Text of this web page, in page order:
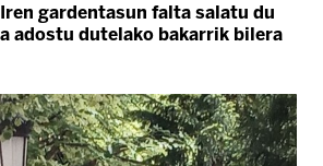
gardentasun falta salatu du
adostu dutelako bakarrik bilera